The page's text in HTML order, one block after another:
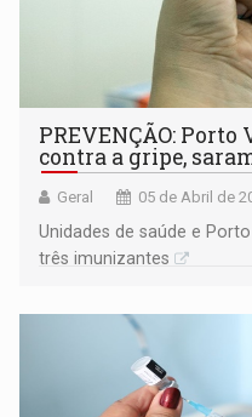
PREVENÇÃO:
contra a gripe,
Geral 05 de Abril de
Unidades de saúde e
três imunizantes